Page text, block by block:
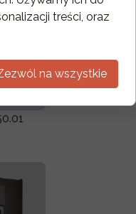
treści, oraz
na wszystkie